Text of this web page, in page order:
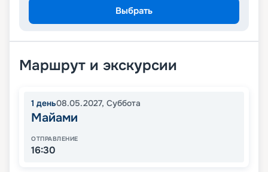
Выбрать
Маршрут и экскурсии
1 день08.05.2027, Суббота
Майами
ОТПРАВЛЕНИЕ
16:30